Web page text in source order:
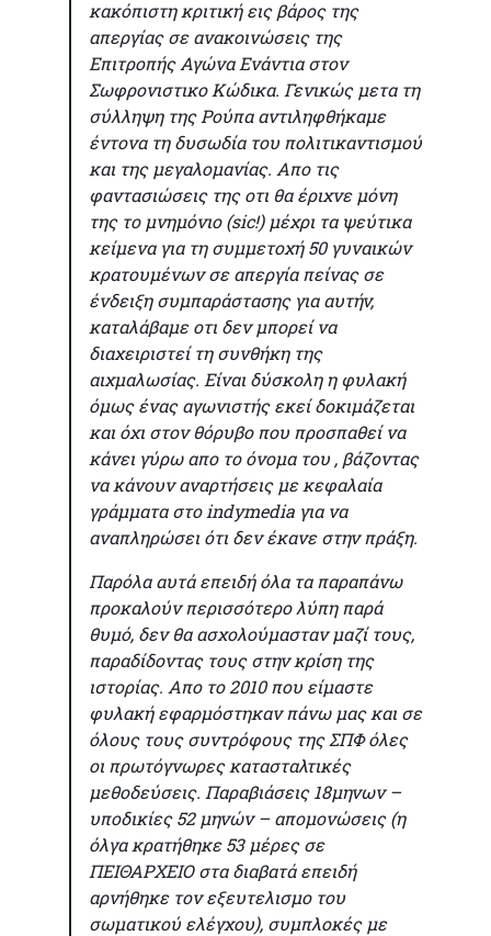
κακόπιστη κριτική εις βάρος της
απεργίας σε ανακοινώσεις της
Επιτροπής Αγώνα Ενάντια στον
Σωφρονιστικο Κώδικα. Γενικώς μετα τη
σύλληψη της Ρούπα αντιληφθήκαμε
έντονα τη δυσωδία του πολιτικαντισμού
και της μεγαλομανίας. Απο τις
φαντασιώσεις της οτι θα έριχνε μόνη
της το μνημόνιο (sic!) μέχρι τα ψεύτικα
κείμενα για τη συμμετοχή 50 γυναικών
κρατουμένων σε απεργία πείνας σε
ένδειξη συμπαράστασης για αυτήν,
καταλάβαμε οτι δεν μπορεί να
διαχειριστεί τη συνθήκη της
αιχμαλωσίας. Είναι δύσκολη η φυλακή
όμως ένας αγωνιστής εκεί δοκιμάζεται
και όχι στον θόρυβο που προσπαθεί να
κάνει γύρω απο το όνομα του , βάζοντας
να κάνουν αναρτήσεις με κεφαλαία
γράμματα στο indymedia για να
αναπληρώσει ότι δεν έκανε στην πράξη.
Παρόλα αυτά επειδή όλα τα παραπάνω
προκαλούν περισσότερο λύπη παρά
θυμό, δεν θα ασχολούμασταν μαζί τους,
παραδίδοντας τους στην κρίση της
ιστορίας. Απο το 2010 που είμαστε
φυλακή εφαρμόστηκαν πάνω μας και σε
όλους τους συντρόφους της ΣΠΦ όλες
οι πρωτόγνωρες κατασταλτικές
μεθοδεύσεις. Παραβιάσεις 18μηνων –
υποδικίες 52 μηνών – απομονώσεις (η
όλγα κρατήθηκε 53 μέρες σε
ΠΕΙΘΑΡΧΕΙΟ στα διαβατά επειδή
αρνήθηκε τον εξευτελισμο του
σωματικού ελέγχου), συμπλοκές με